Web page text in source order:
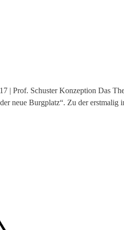
| Prof. Schuster Konzeption Das
neue Burgplatz“. Zu der erstmalig